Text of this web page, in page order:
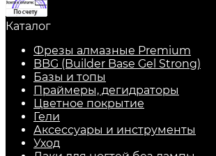
Каталог
Фрезы алмазные Premium
BBG (Builder Base Gel Strong)
Базы и топы
Праймеры, дегидраторы
Цветное покрытие
Гели
Аксессуары и инструменты
Уход